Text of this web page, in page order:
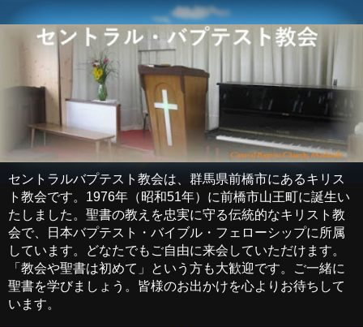
セントラルバプテスト教会は、群馬県前橋市にあるキリス
ト教会です。1976年（昭和51年）に前橋市山王町に誕生い
たしました。聖書の教えを忠実に守る伝統的なキリスト教
会で、日本バプテスト・バイブル・フェローシップに所属
しています。どなたでもご自由に来会していただけます。
「教会や聖書は初めて」という方も大歓迎です。ご一緒に
聖書を学びましょう。皆様のお出かけを心よりお待ちして
います。